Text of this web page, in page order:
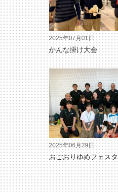
2025年07月01日
かんな掛け大会
2025年06月29日
おごおりゆめフェスタ